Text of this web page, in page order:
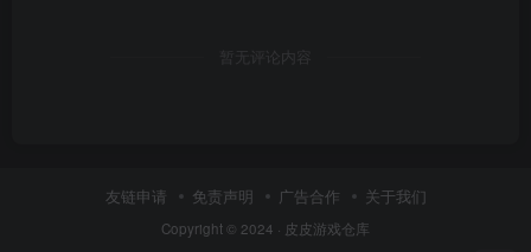
暂无评论内容
友链申请 免责声明 广告合作 关于我们
Copyright © 2024 · 皮皮游戏仓库